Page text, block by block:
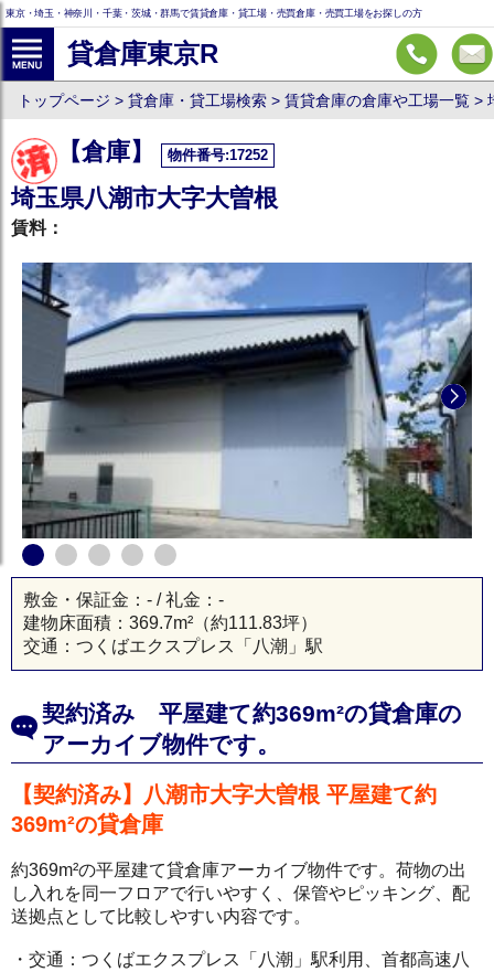
東京・埼玉・神奈川・千葉・茨城・群馬で賃貸倉庫・貸工場・売買倉庫・売買工場をお探しの方
貸倉庫東京R
トップページ 貸倉庫・貸工場検索 賃貸倉庫の倉庫や工場一覧
【倉庫】 物件番号:17252
埼玉県八潮市大字大曽根
賃料：
敷金・保証金：- / 礼金：-
建物床面積： 369.7m² （約111.83坪）
交通：つくばエクスプレス「八潮」駅
契約済み 平屋建て約369m²の貸倉庫の
アーカイブ物件です。
【契約済み】八潮市大字大曽根 平屋建て約
369m²の貸倉庫
約369m²の平屋建て貸倉庫アーカイブ物件です。荷物の出
し入れを同一フロアで行いやすく、保管やピッキング、配
送拠点として比較しやすい内容です。
・交通：つくばエクスプレス「八潮」駅利用、首都高速八